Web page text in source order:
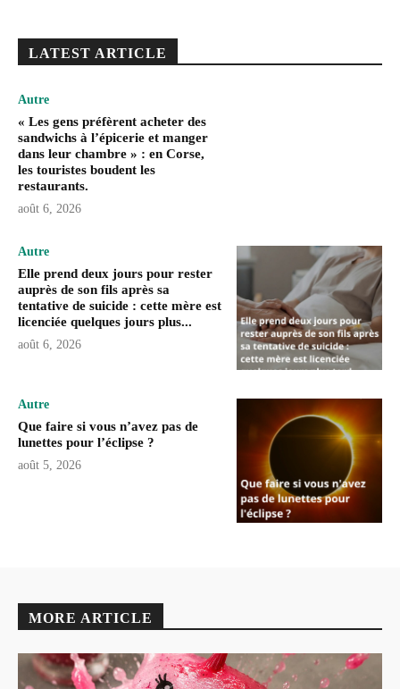
LATEST ARTICLE
Autre
« Les gens préfèrent acheter des
sandwichs à l’épicerie et manger
dans leur chambre » : en Corse,
les touristes boudent les
restaurants.
août 6, 2026
Autre
Elle prend deux jours pour rester
auprès de son fils après sa
tentative de suicide : cette mère est
licenciée quelques jours plus...
août 6, 2026
Autre
Que faire si vous n’avez pas de
lunettes pour l’éclipse ?
août 5, 2026
MORE ARTICLE